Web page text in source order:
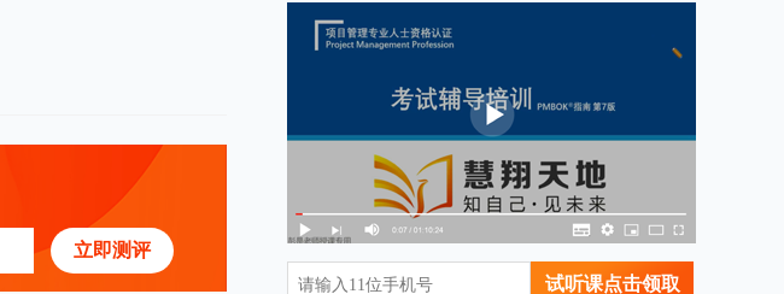
立即测评
试听课点击领取